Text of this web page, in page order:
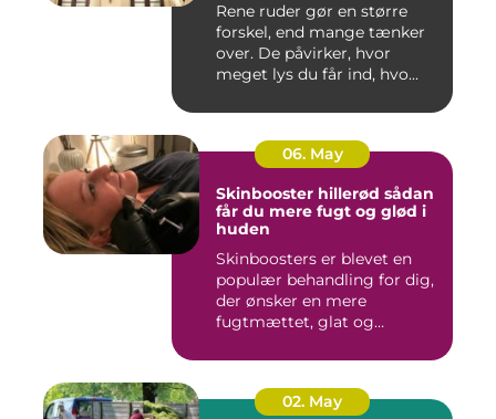
Rene ruder gør en større
forskel, end mange tænker
over. De påvirker, hvor
meget lys du får ind, hvo...
06. May
Skinbooster hillerød sådan
får du mere fugt og glød i
huden
Skinboosters er blevet en
populær behandling for dig,
der ønsker en mere
fugtmættet, glat og
02. May